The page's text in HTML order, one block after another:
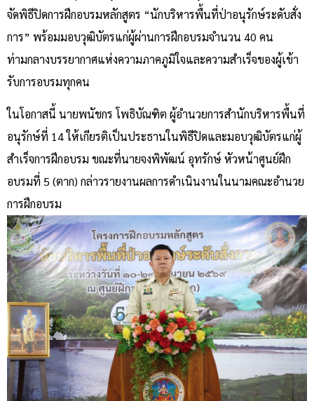
จัดพิธีปิดการฝึกอบรมหลักสูตร “นักบริหารพื้นที่ป่าอนุรักษ์ระดับสั่ง
การ” พร้อมมอบวุฒิบัตรแก่ผู้ผ่านการฝึกอบรมจำนวน 40 คน
ท่ามกลางบรรยากาศแห่งความภาคภูมิใจและความสำเร็จของผู้เข้า
รับการอบรมทุกคน
ในโอกาสนี้ นายพนัชกร โพธิบัณฑิต ผู้อำนวยการสำนักบริหารพื้นที่
อนุรักษ์ที่ 14 ให้เกียรติเป็นประธานในพิธีปิดและมอบวุฒิบัตรแก่ผู้
สำเร็จการฝึกอบรม ขณะที่นายจงพิพัฒน์ อุทรักษ์ หัวหน้าศูนย์ฝึก
อบรมที่ 5 (ตาก) กล่าวรายงานผลการดำเนินงานในนามคณะอำนวย
การฝึกอบรม